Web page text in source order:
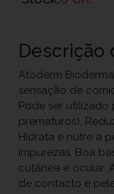
Descrição
Atoderm
sensação de
Pode ser
prematuros).
Hidrata e nutre a
impurezas. Boa
cutânea e ocular.
de contacto e